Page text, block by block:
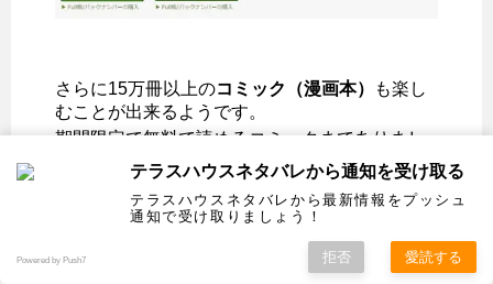
さらに15万冊以上のコミック（漫画本）
も楽し
むことが出来るようです。
期間限定で無料で読めるコミックまでありまし
FOD（フジテレビオンデマンド）
には、
Amazonプライムでは見られず、FODしか見ら
テラスハウスネタバレから通知を受け取る
テラスハウスネタバレから最新情報をプッシュ
通知で受け取りましょう！
Powered by Push7 拒否 愛読する